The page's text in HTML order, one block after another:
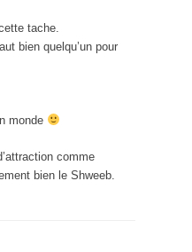
tache.
bien quelqu’un pour
monde
comme
bien le Shweeb.